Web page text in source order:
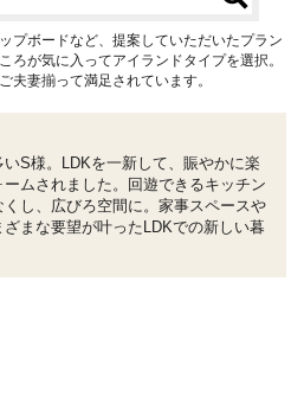
プボードなど、提案していただいたプラン
ろが気に入ってアイランドタイプを選択。
夫妻揃って満足されています。
S様。LDKを一新して、賑やかに楽
ムされました。回遊できるキッチン
し、広びろ空間に。家事スペースや
まな要望が叶ったLDKでの新しい暮